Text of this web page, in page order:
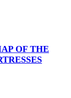
OF THE